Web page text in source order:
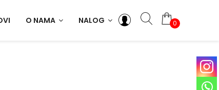
O NAMA NALOG 0